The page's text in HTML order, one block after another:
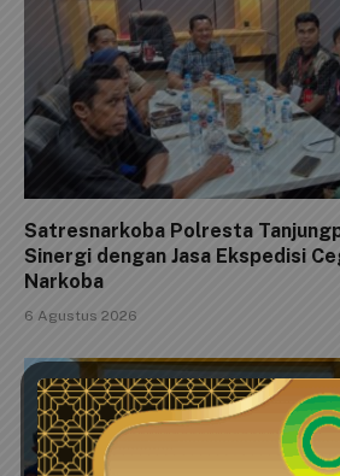
Satresnarkoba Polresta
Sinergi dengan Jasa Ekspedisi
Narkoba
6 Agustus 2026